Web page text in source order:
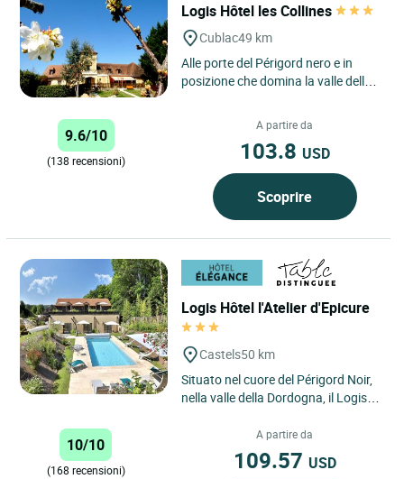
Logis Hôtel les Collines
Cublac49 km
Alle porte del Périgord nero e in
posizione che domina la valle della
Collines accoglie...
9.6/10
(138 recensioni)
A partire da
103.8 USD
Scoprire
Logis Hôtel l'Atelier d'Epicure
Castels50 km
Situato nel cuore del Périgord Noir,
nella valle della Dordogna, il Logis
10/10
(168 recensioni)
A partire da
109.57 USD